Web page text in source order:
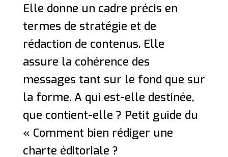
Elle donne un cadre précis en
termes de stratégie et de
rédaction de contenus. Elle
assure la cohérence des
messages tant sur le fond que sur
la forme. A qui est-elle destinée,
que contient-elle ? Petit guide du
« Comment bien rédiger une
charte éditoriale ?